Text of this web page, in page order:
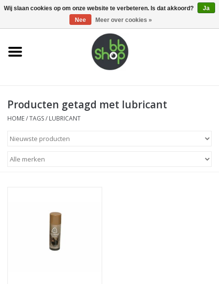
0 Artikelen - €0,00
Home
Supplies
Magazines
Tactical Equipment
Producten getagd met lubricant
HOME/TAGS/ LUBRICANT
Wij slaan cookies op om onze website te verbeteren. Is dat akkoord?
Ja
Nee
Meer over cookies »